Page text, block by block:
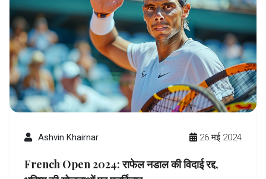
Ashvin Khairnar 26 मई 2024
French Open 2024: राफेल नडाल की विदाई रद्द,